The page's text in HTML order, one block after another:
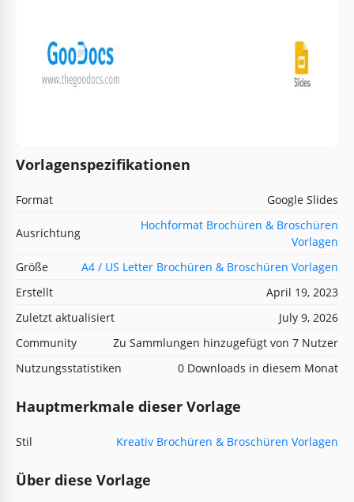
Vorlagenspezifikationen
Format Google Slides
Ausrichtung
Hochformat Brochüren & Broschüren
Vorlagen
Größe
A4 / US Letter Brochüren & Broschüren Vorlagen
Erstellt
April 19, 2023
Zuletzt aktualisiert
July 9, 2026
Community
Zu Sammlungen hinzugefügt von 7 Nutzer
Nutzungsstatistiken
0 Downloads in diesem Monat
Hauptmerkmale dieser Vorlage
Stil Kreativ Brochüren & Broschüren Vorlagen
Über diese Vorlage